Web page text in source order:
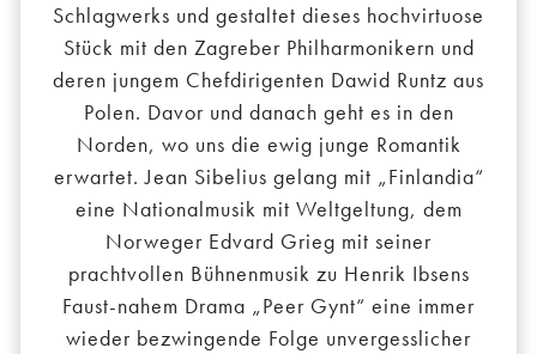
Schlagwerks und gestaltet dieses hochvirtuose
Stück mit den Zagreber Philharmonikern und
deren jungem Chefdirigenten Dawid Runtz aus
Polen. Davor und danach geht es in den
Norden, wo uns die ewig junge Romantik
erwartet. Jean Sibelius gelang mit „Finlandia“
eine Nationalmusik mit Weltgeltung, dem
Norweger Edvard Grieg mit seiner
prachtvollen Bühnenmusik zu Henrik Ibsens
Faust-nahem Drama „Peer Gynt“ eine immer
wieder bezwingende Folge unvergesslicher